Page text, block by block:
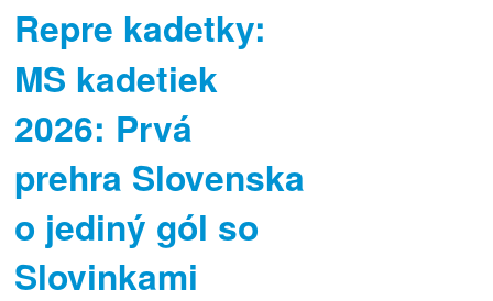
Repre kadetky:
MS kadetiek
2026: Prvá
prehra Slovenska
o jediný gól so
Slovinkami